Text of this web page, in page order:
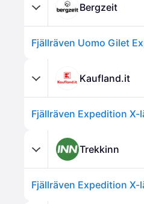
Bergzeit
Fjällräven Uomo Gilet
Kaufland.it
Fjällräven Expedition
Trekkinn
Fjällräven Expedition